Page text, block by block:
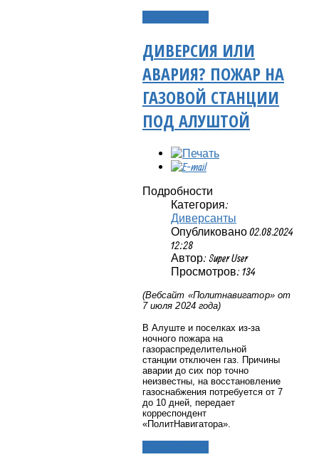
ДИВЕРСИЯ ИЛИ
АВАРИЯ? ПОЖАР НА
ГАЗОВОЙ СТАНЦИИ
ПОД АЛУШТОЙ
Подробности
Категория:
Диверсанты
Опубликовано 02.08.2024
12:28
Автор: Super User
Просмотров: 134
(Вебсайт «Политнавигатор» от
7 июля 2024 года)
В Алуште и поселках из-за
ночного пожара на
газораспределительной
станции отключен газ. Причины
аварии до сих пор точно
неизвестны, на восстановление
газоснабжения потребуется от 7
до 10 дней , передает
корреспондент
«ПолитНавигатора».